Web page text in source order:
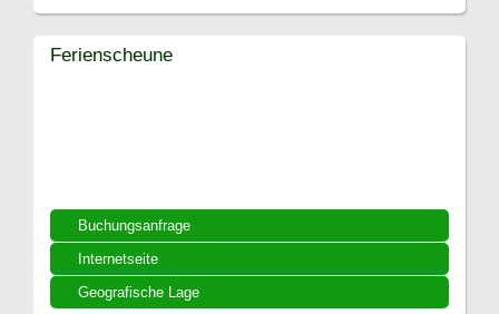
Buchungsanfrage
Internetseite
Geografische Lage
Ferienscheune